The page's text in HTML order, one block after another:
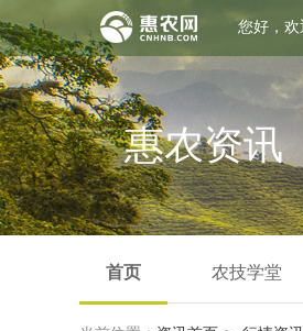
您好，
惠农资讯
首页 农技学堂